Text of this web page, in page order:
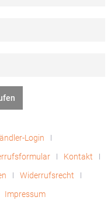
Login
Kontakt
Widerrufsrecht
Impressum